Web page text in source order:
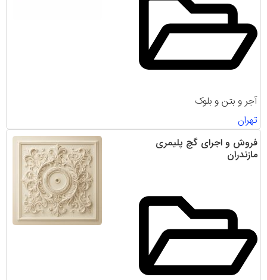
آجر و بتن و بلوک
تهران
فروش و اجرای گچ پلیمری
مازندران